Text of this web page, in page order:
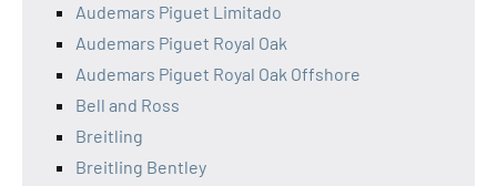
Audemars Piguet Limitado
Audemars Piguet Royal Oak
Audemars Piguet Royal Oak Offshore
Bell and Ross
Breitling
Breitling Bentley